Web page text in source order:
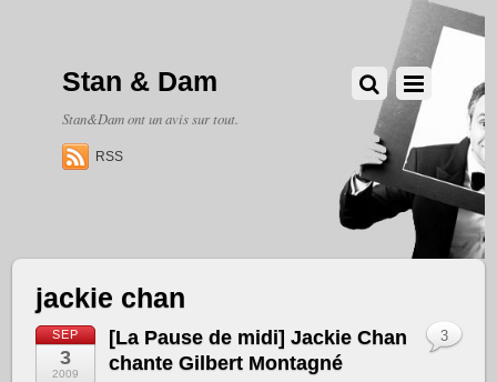
Stan & Dam
Stan&Dam ont un avis sur tout.
RSS
jackie chan
SEP
3
2009
[La Pause de midi] Jackie Chan
chante Gilbert Montagné
3